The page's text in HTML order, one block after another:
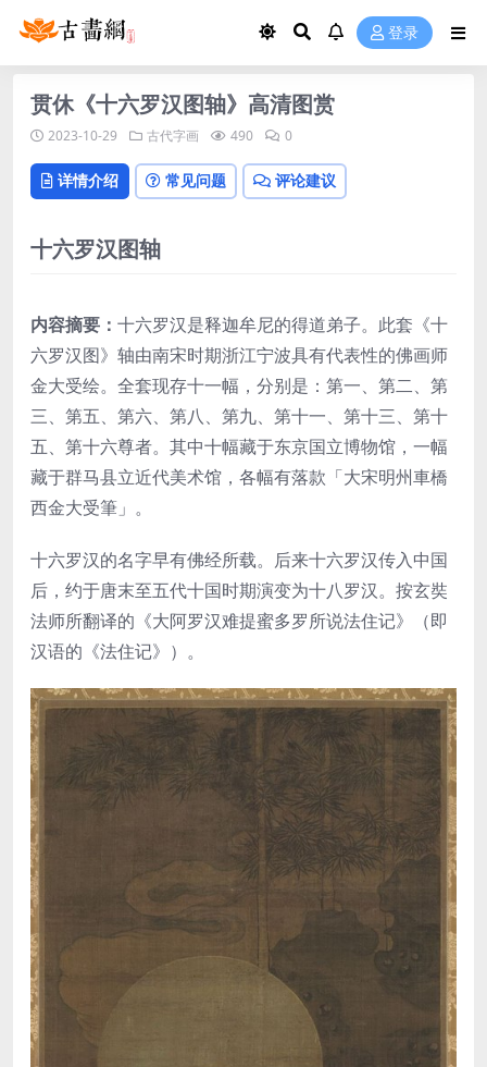
登录
贯休《十六罗汉图轴》高清图赏
2023-10-29 古代字画 490 0
详情介绍 常见问题 评论建议
十六罗汉图轴
内容摘要： 十六罗汉是释迦牟尼的得道弟子。此套《十
六罗汉图》轴由南宋时期浙江宁波具有代表性的佛画师
金大受绘。全套现存十一幅，分别是：第一、第二、第
三、第五、第六、第八、第九、第十一、第十三、第十
五、第十六尊者。其中十幅藏于东京国立博物馆，一幅
藏于群马县立近代美术馆，各幅有落款「大宋明州車橋
西金大受筆」。
十六罗汉的名字早有佛经所载。后来十六罗汉传入中国
后，约于唐末至五代十国时期演变为十八罗汉。按玄奘
法师所翻译的《大阿罗汉难提蜜多罗所说法住记》（即
汉语的《法住记》）。